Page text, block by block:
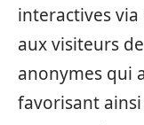
interactives
aux visiteurs
anonymes qui
favorisant